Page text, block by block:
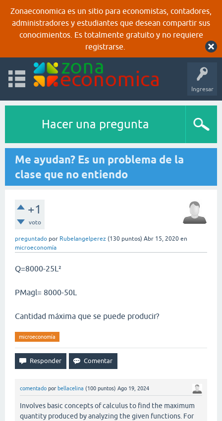
Zonaeconomica es un sitio para economistas, contadores,
administradores y estudiantes que desean compartir sus
conocimientos. Es totalmente gratuito y no requiere
registrarse.
Ingresar
Hacer una pregunta
Me ayudan? Es un problema de la
clase que no entiendo
+1
voto
preguntado por Rubelangelperez (130 puntos) Abr 15, 2020 en
microeconomía
Q=8000-25L²
PMagl= 8000-50L
Cantidad máxima que se puede producir?
microeconomía
comentado por bellacelina (100 puntos) Ago 19, 2024
Involves basic concepts of calculus to find the maximum
quantity produced by analyzing the given functions. For